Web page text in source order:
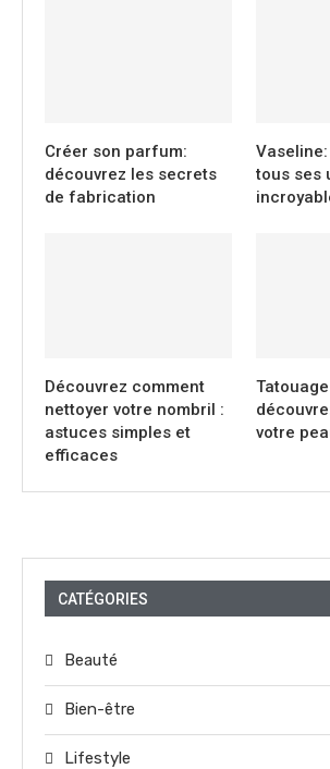
Créer son parfum:
découvrez les secrets
de fabrication
tous ses
Découvrez comment
nettoyer votre nombril :
astuces simples et
efficaces
votre
CATÉGORIES
Beauté
Bien-être
Lifestyle